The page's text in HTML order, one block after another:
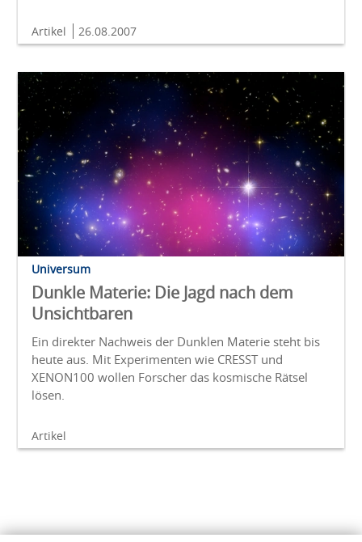
Artikel 26.08.2007
Universum
Dunkle Materie: Die Jagd nach dem
Unsichtbaren
Ein direkter Nachweis der Dunklen Materie steht bis
heute aus. Mit Experimenten wie CRESST und
XENON100 wollen Forscher das kosmische Rätsel
lösen.
Artikel